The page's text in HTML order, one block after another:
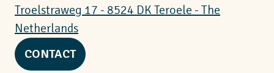
Troelstraweg 17 - 8524 DK Teroele - The
Netherlands
CONTACT